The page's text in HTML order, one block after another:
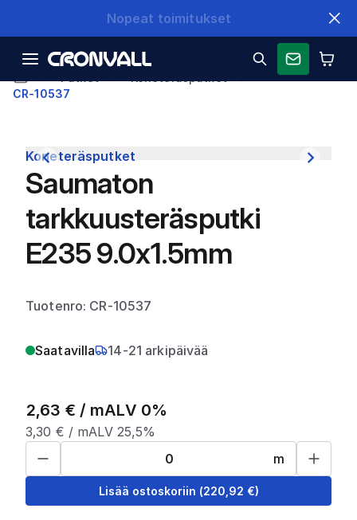
Nopeat toimitukset
CR-10537
Koneteräsputket
Saumaton
tarkkuusteräsputki
E235 9.0x1.5mm
Tuotenro: CR-10537
Saatavilla 14-21 arkipäivää
2,63 € / mALV 0%
3,30 € / mALV 25,5%
m
Lisää ostoskoriin (220,92 €)